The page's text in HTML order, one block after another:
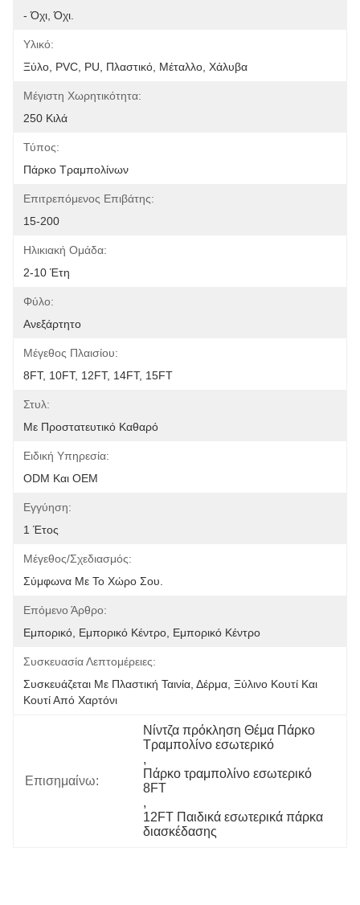
- Όχι, Όχι.
Υλικό:
Ξύλο, PVC, PU, Πλαστικό, Μέταλλο, Χάλυβα
Μέγιστη Χωρητικότητα:
250 Κιλά
Τύπος:
Πάρκο Τραμπολίνων
Επιτρεπόμενος Επιβάτης:
15-200
Ηλικιακή Ομάδα:
2-10 Έτη
Φύλο:
Ανεξάρτητο
Μέγεθος Πλαισίου:
8FT, 10FT, 12FT, 14FT, 15FT
Στυλ:
Με Προστατευτικό Καθαρό
Ειδική Υπηρεσία:
ODM Και OEM
Εγγύηση:
1 Έτος
Μέγεθος/Σχεδιασμός:
Σύμφωνα Με Το Χώρο Σου.
Επόμενο Άρθρο:
Εμπορικό, Εμπορικό Κέντρο, Εμπορικό Κέντρο
Συσκευασία Λεπτομέρειες:
Συσκευάζεται Με Πλαστική Ταινία, Δέρμα, Ξύλινο Κουτί Και
Κουτί Από Χαρτόνι
Επισημαίνω:
Νίντζα πρόκληση Θέμα Πάρκο
Τραμπολίνο εσωτερικό
,
Πάρκο τραμπολίνο εσωτερικό
8FT
,
12FT Παιδικά εσωτερικά πάρκα
διασκέδασης